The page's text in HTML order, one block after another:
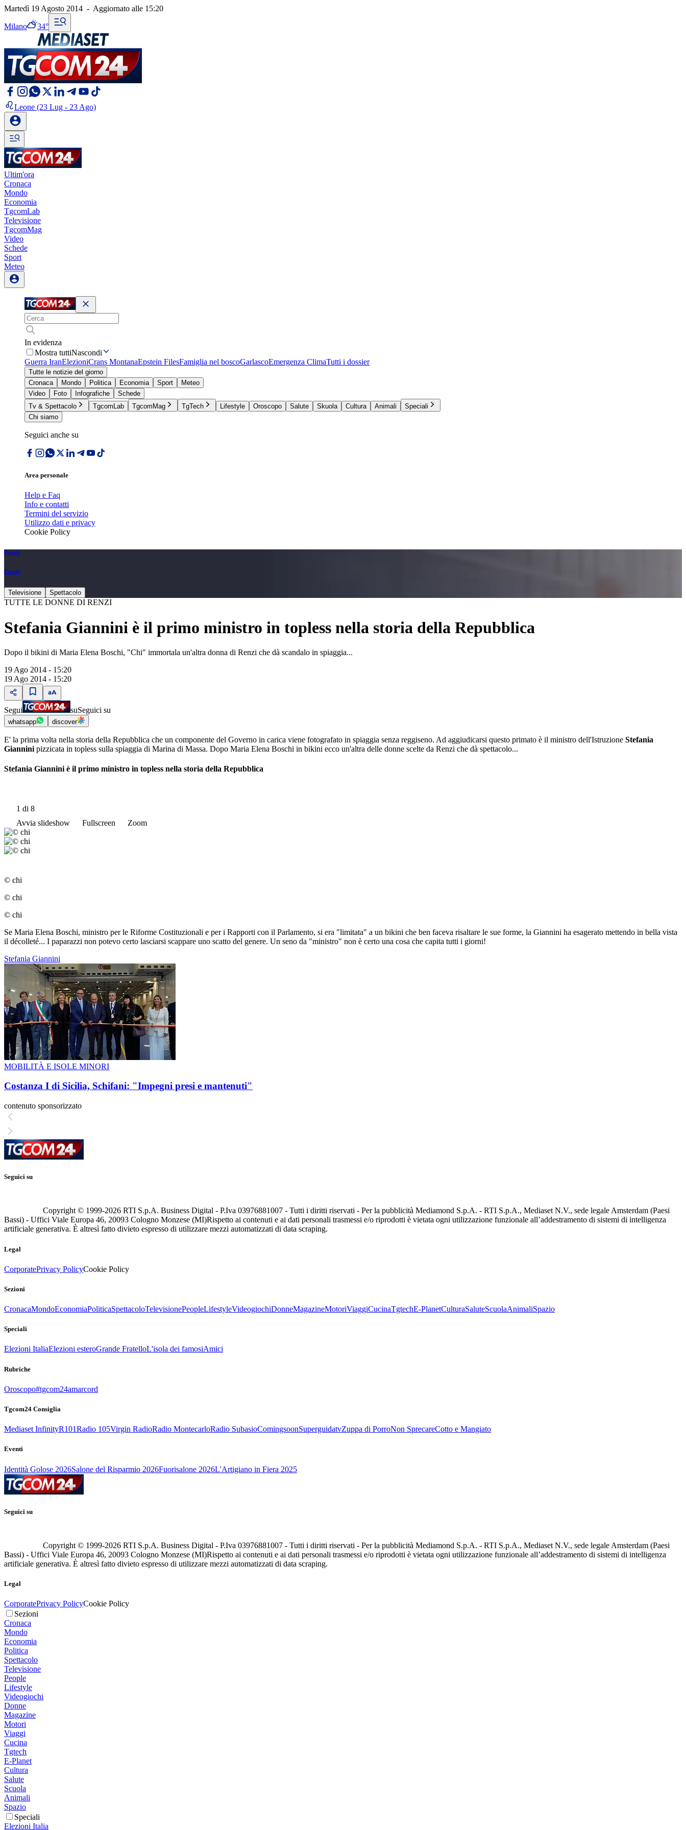
Martedì 19 Agosto 2014 - Aggiornato alle 15:20
Milano 34°
Leone (23 Lug - 23 Ago)
Ultim'ora
Cronaca
Mondo
Economia
TgcomLab
Televisione
TgcomMag
Video
Schede
Sport
Meteo
In evidenza
Mostra tuttiNascondi
Guerra IranElezioniCrans MontanaEpstein FilesFamiglia nel boscoGarlascoEmergenza ClimaTutti i dossier
Tutte le notizie del giorno
Cronaca
Mondo Politica Economia Sport
Meteo
Video
Foto Infografiche
Schede
Tv & Spettacolo
TgcomLab TgcomMag TgTech Lifestyle Oroscopo Salute Skuola Cultura Animali
Speciali
Chi siamo
Seguici anche su
Area personale
Help e Faq
Info e contatti
Termini del servizio
Utilizzo dati e privacy
Cookie Policy
People
People
Televisione Spettacolo
TUTTE LE DONNE DI RENZI
Stefania Giannini è il primo ministro in topless nella storia della Repubblica
Dopo il bikini di Maria Elena Boschi, "Chi" immortala un'altra donna di Renzi che dà scandalo in spiaggia...
19 Ago 2014 - 15:20
19 Ago 2014 - 15:20
Segui suSeguici su
whatsapp discover
E' la prima volta nella storia della Repubblica che un componente del Governo in carica viene fotografato in spiaggia senza reggiseno. Ad aggiudicarsi questo primato è il ministro dell'Istruzione Stefania
Giannini pizzicata in topless sulla spiaggia di Marina di Massa. Dopo Maria Elena Boschi in bikini ecco un'altra delle donne scelte da Renzi che dà spettacolo...
Stefania Giannini è il primo ministro in topless nella storia della Repubblica
1 di 8
Avvia slideshow
Fullscreen Zoom
© chi
© chi
© chi
Se Maria Elena Boschi, ministro per le Riforme Costituzionali e per i Rapporti con il Parlamento, si era "limitata" a un bikini che ben faceva risaltare le sue forme, la Giannini ha esagerato mettendo in bella vista
il décolleté... I paparazzi non potevo certo lasciarsi scappare uno scatto del genere. Un seno da "ministro" non è certo una cosa che capita tutti i giorni!
Stefania Giannini
MOBILITÀ E ISOLE MINORI
Costanza I di Sicilia, Schifani: "Impegni presi e mantenuti"
contenuto sponsorizzato
Seguici su
Copyright © 1999-2026 RTI S.p.A. Business Digital - P.Iva 03976881007 - Tutti i diritti riservati - Per la pubblicità Mediamond S.p.A. - RTI S.p.A., Mediaset N.V., sede legale Amsterdam (Paesi
Bassi) - Uffici Viale Europa 46, 20093 Cologno Monzese (MI)Rispetto ai contenuti e ai dati personali trasmessi e/o riprodotti è vietata ogni utilizzazione funzionale all’addestramento di sistemi di intelligenza
artificiale generativa. È altresì fatto divieto espresso di utilizzare mezzi automatizzati di data scraping.
Legal
CorporatePrivacy PolicyCookie Policy
Sezioni
CronacaMondoEconomiaPoliticaSpettacoloTelevisionePeopleLifestyleVideogiochiDonneMagazineMotoriViaggiCucinaTgtechE-PlanetCulturaSaluteScuolaAnimaliSpazio
Speciali
Elezioni ItaliaElezioni esteroGrande FratelloL'isola dei famosiAmici
Rubriche
Oroscopo#tgcom24amarcord
Tgcom24 Consiglia
Mediaset InfinityR101Radio 105Virgin RadioRadio MontecarloRadio SubasioComingsoonSuperguidatvZuppa di PorroNon SprecareCotto e Mangiato
Eventi
Identità Golose 2026Salone del Risparmio 2026Fuorisalone 2026L'Artigiano in Fiera 2025
Seguici su
Copyright © 1999-2026 RTI S.p.A. Business Digital - P.Iva 03976881007 - Tutti i diritti riservati - Per la pubblicità Mediamond S.p.A. - RTI S.p.A., Mediaset N.V., sede legale Amsterdam (Paesi
Bassi) - Uffici Viale Europa 46, 20093 Cologno Monzese (MI)Rispetto ai contenuti e ai dati personali trasmessi e/o riprodotti è vietata ogni utilizzazione funzionale all’addestramento di sistemi di intelligenza
artificiale generativa. È altresì fatto divieto espresso di utilizzare mezzi automatizzati di data scraping.
Legal
CorporatePrivacy PolicyCookie Policy
Sezioni
Cronaca
Mondo
Economia
Politica
Spettacolo
Televisione
People
Lifestyle
Videogiochi
Donne
Magazine
Motori
Viaggi
Cucina
Tgtech
E-Planet
Cultura
Salute
Scuola
Animali
Spazio
Speciali
Elezioni Italia